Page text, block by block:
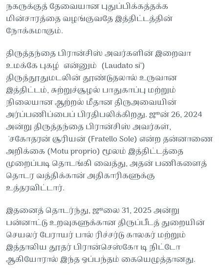
நகருக்குத் தேவையான புதுப்பிக்கத்தக்க
மின்சாரத்தை வழங்குவதே இத்திட்டத்தின்
நோக்கமாகும்.
திருத்தந்தை பிரான்சிஸ் அவர்களின் இறைவா
உமக்கே புகழ் என்னும் (Laudato si’)
திருத்தூதுமடலின் தூண்டுதலால் உருவான
இத்திட்டம், சுற்றுச்சூழல் பாதுகாப்பு மற்றும்
நிலையான ஆற்றல் மீதான திருஅவையின்
அர்ப்பணிப்பைப் பிரதிபலிக்கிறது. ஜூன் 26, 2024
அன்று திருத்தந்தை பிரான்சிஸ் அவர்கள்,
'சகோதரன் சூரியன் (Fratello Sole) என்ற தன்னாணை
அறிக்கை (Motu proprio) மூலம் இத்திட்டத்தை
முறைப்படி தொடங்கி வைத்து, அதன் பணிகளைத்
தொடர வத்திக்கான் அதிகாரிகளுக்கு
உத்தரவிட்டார்.
இதனைத் தொடர்ந்து, ஜூலை 31, 2025 அன்று
பன்னாட்டு உறவுகளுக்கான திருப்பீடத் துறையின்
செயலர் பேராயர் பால் ரிச்சர்டு காலகர் மற்றும்
இத்தாலிய தூதர் பிரான்செஸ்கோ டி நிட்டோ
ஆகியோரால் இந்த ஒப்பந்தம் கையெழுத்தானது.